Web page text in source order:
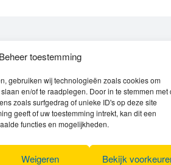
Beheer toestemming
gebruiken wij technologieën zoals cookies om
en/of te raadplegen. Door in te stemmen met
zoals surfgedrag of unieke ID's op deze site
geeft of uw toestemming intrekt, kan dit een
functies en mogelijkheden.
Weigeren Bekijk
verkoop, het onderhoud
van
en elektro toestellen.